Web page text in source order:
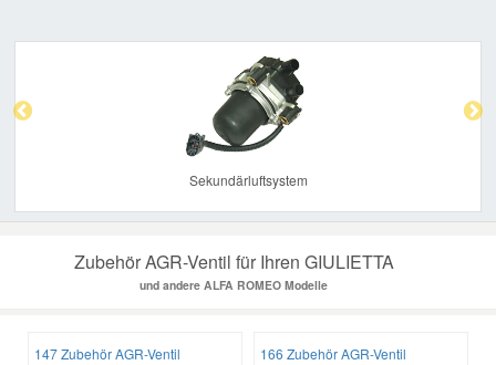
Sekundärluftsystem
Zubehör AGR-Ventil für Ihren GIULIETTA
und andere ALFA ROMEO Modelle
147 Zubehör AGR-Ventil 166 Zubehör AGR-Ventil